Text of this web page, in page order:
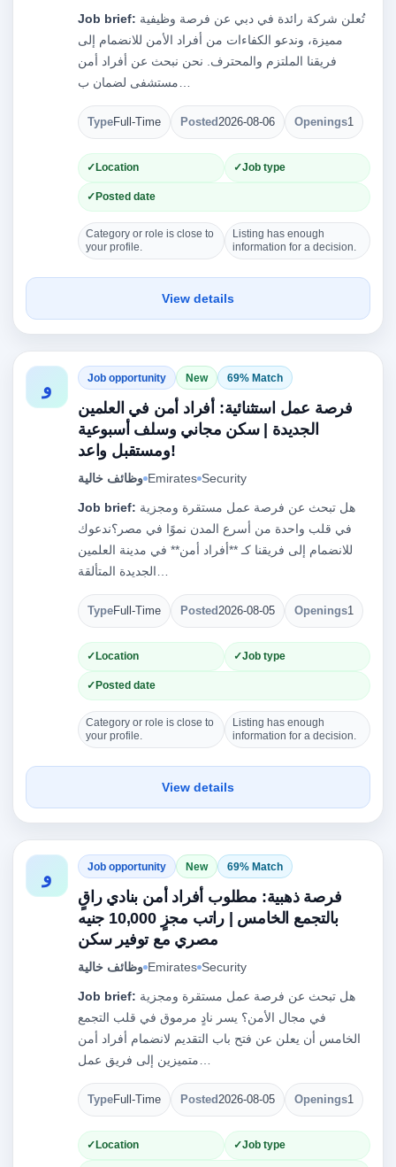
Job brief:
مميزة، وندعو الكفاءات من أفراد الأمن للانضمام إلى
فريقنا الملتزم والمحترف. نحن نبحث عن أفراد أمن
TypeFull-Time Posted2026-08-06 Openings1
Location Job type
Posted date
Category or role is close to
your profile.
Listing has enough
information for a decision.
View details
و Job opportunity New 69% Match
فرصة عمل استثنائية: أفراد أمن في العلمين
الجديدة | سكن مجاني وسلف أسبوعية
ومستقبل واعد!
وظائف خالية Emirates Security
Job brief:
في قلب واحدة من أسرع المدن نموًا في مصر؟ندعوك
للانضمام إلى فريقنا كـ **أفراد أمن** في مدينة العلمين
TypeFull-Time Posted2026-08-05 Openings1
Location Job type
Posted date
Category or role is close to
your profile.
Listing has enough
information for a decision.
View details
و Job opportunity New 69% Match
فرصة ذهبية: مطلوب أفراد أمن بنادي راقٍ
بالتجمع الخامس | راتب مجزٍ 10,000 جنيه
مصري مع توفير سكن
وظائف خالية Emirates Security
Job brief:
في مجال الأمن؟ يسر نادٍ مرموق في قلب التجمع
الخامس أن يعلن عن فتح باب التقديم لانضمام أفراد أمن
TypeFull-Time Posted2026-08-05 Openings1
Location Job type